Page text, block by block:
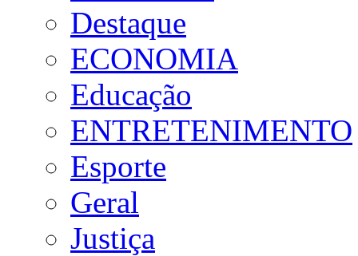
Destaque
ECONOMIA
Educação
ENTRETENIMENTO
Esporte
Geral
Justiça